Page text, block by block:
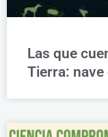
Las que
Tierra: nave